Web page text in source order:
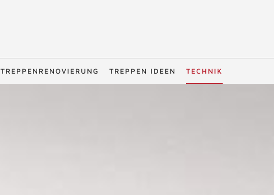
TREPPENRENOVIERUNG TREPPEN IDEEN TECHNIK